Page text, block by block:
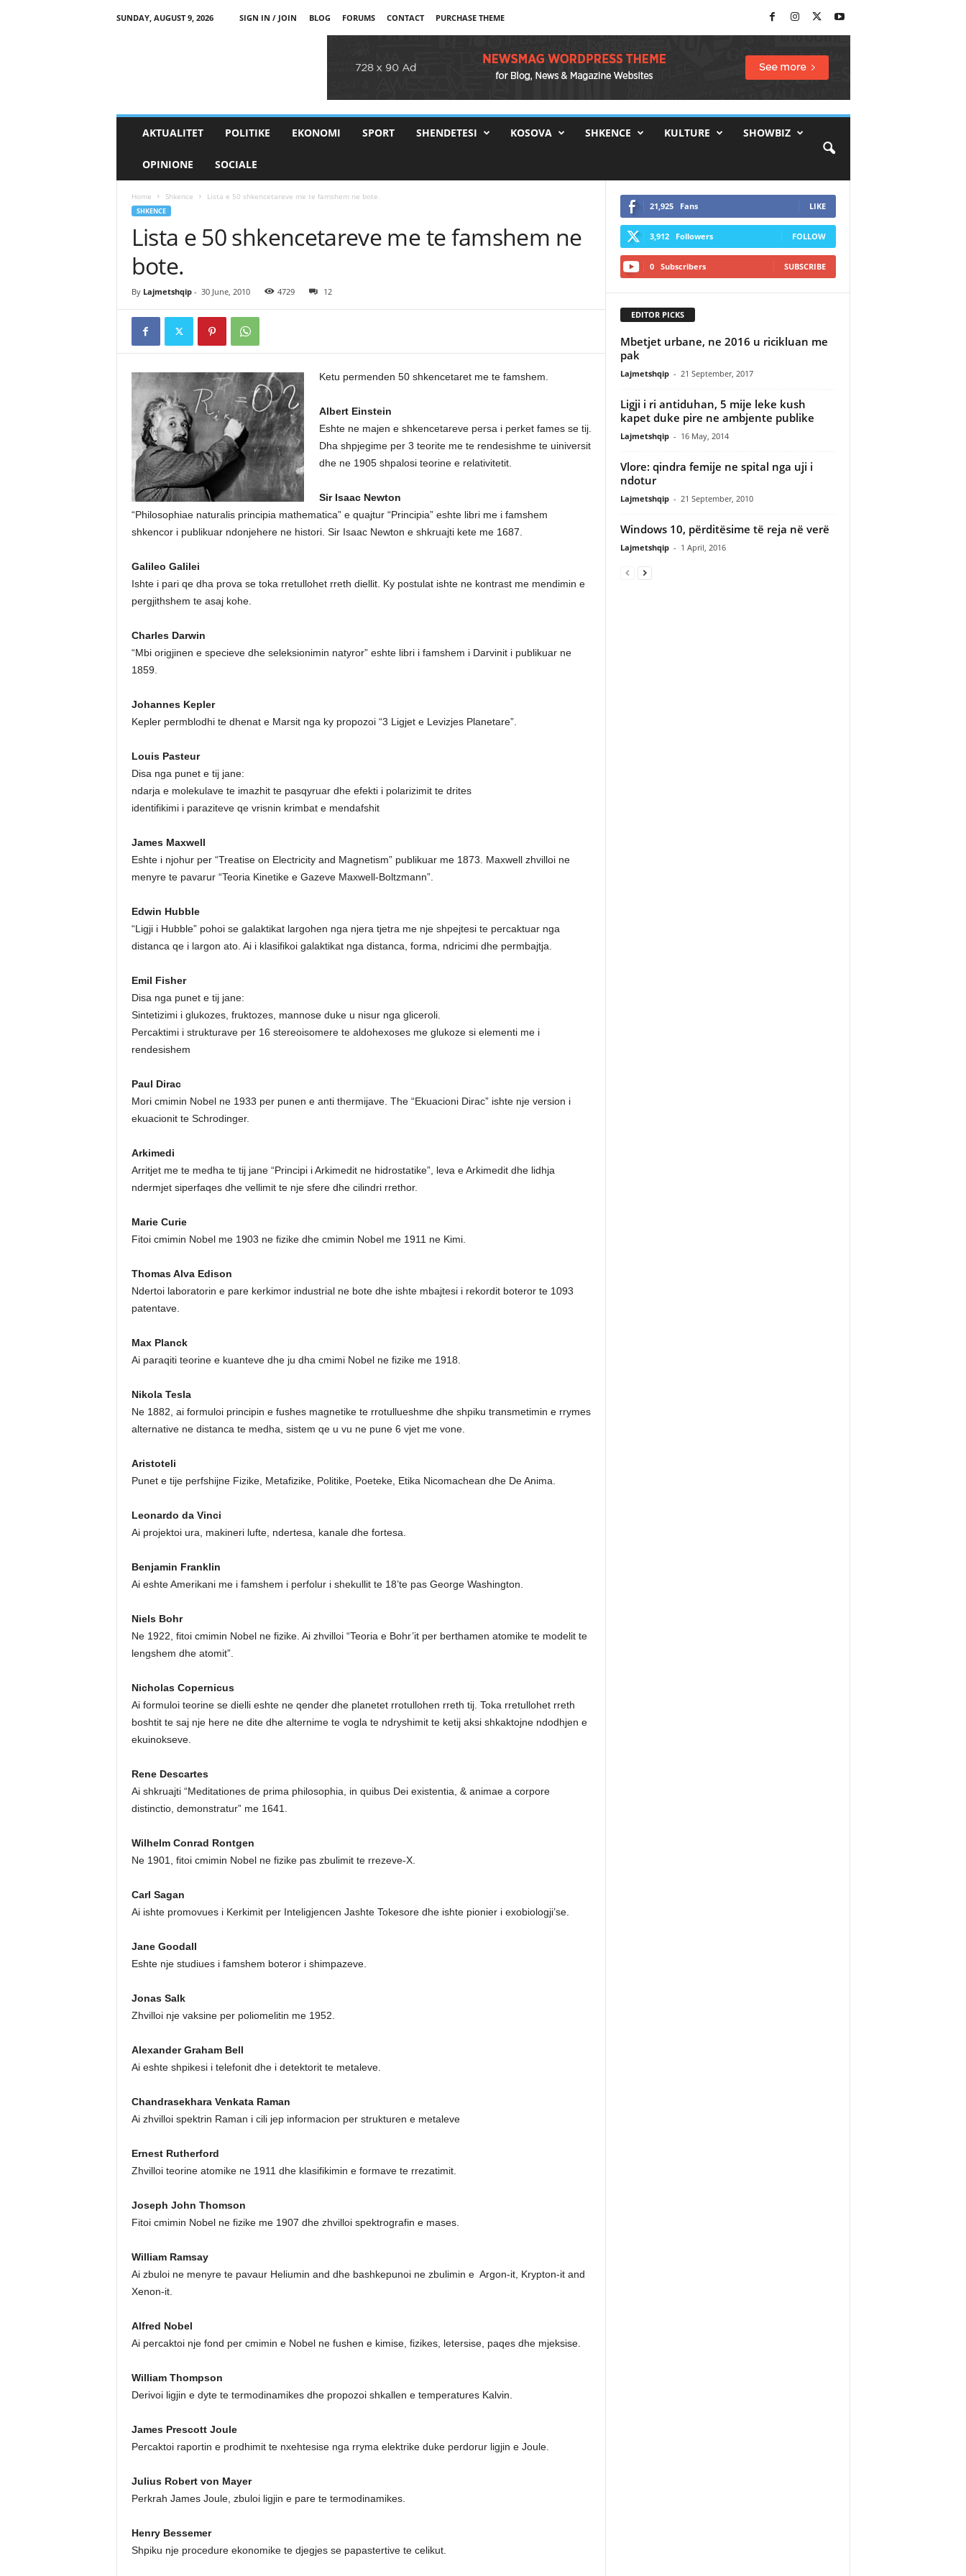
SUNDAY, AUGUST 9, 2026 SIGN IN / JOIN BLOG FORUMS CONTACT PURCHASE THEME
AKTUALITET POLITIKE EKONOMI SPORT SHENDETESI KOSOVA SHKENCE KULTURE SHOWBIZ
OPINIONE SOCIALE
Home Shkence Lista e 50 shkencetareve me te famshem ne bote.
SHKENCE
Lista e 50 shkencetareve me te famshem ne
bote.
By Lajmetshqip- 30 June, 2010 4729 12
Ketu permenden 50 shkencetaret me te famshem.
Albert Einstein
Eshte ne majen e shkencetareve persa i perket fames se tij.
Dha shpjegime per 3 teorite me te rendesishme te uiniversit
dhe ne 1905 shpalosi teorine e relativitetit.
Sir Isaac Newton
“Philosophiae naturalis principia mathematica” e quajtur “Principia” eshte libri me i famshem
shkencor i publikuar ndonjehere ne histori. Sir Isaac Newton e shkruajti kete me 1687.
Galileo Galilei
Ishte i pari qe dha prova se toka rretullohet rreth diellit. Ky postulat ishte ne kontrast me mendimin e
pergjithshem te asaj kohe.
Charles Darwin
“Mbi origjinen e specieve dhe seleksionimin natyror” eshte libri i famshem i Darvinit i publikuar ne
1859.
Johannes Kepler
Kepler permblodhi te dhenat e Marsit nga ky propozoi “3 Ligjet e Levizjes Planetare”.
Louis Pasteur
Disa nga punet e tij jane:
ndarja e molekulave te imazhit te pasqyruar dhe efekti i polarizimit te drites
identifikimi i paraziteve qe vrisnin krimbat e mendafshit
James Maxwell
Eshte i njohur per “Treatise on Electricity and Magnetism” publikuar me 1873. Maxwell zhvilloi ne
menyre te pavarur “Teoria Kinetike e Gazeve Maxwell-Boltzmann”.
Edwin Hubble
“Ligji i Hubble” pohoi se galaktikat largohen nga njera tjetra me nje shpejtesi te percaktuar nga
distanca qe i largon ato. Ai i klasifikoi galaktikat nga distanca, forma, ndricimi dhe permbajtja.
Emil Fisher
Disa nga punet e tij jane:
Sintetizimi i glukozes, fruktozes, mannose duke u nisur nga gliceroli.
Percaktimi i strukturave per 16 stereoisomere te aldohexoses me glukoze si elementi me i
rendesishem
Paul Dirac
Mori cmimin Nobel ne 1933 per punen e anti thermijave. The “Ekuacioni Dirac” ishte nje version i
ekuacionit te Schrodinger.
Arkimedi
Arritjet me te medha te tij jane “Principi i Arkimedit ne hidrostatike”, leva e Arkimedit dhe lidhja
ndermjet siperfaqes dhe vellimit te nje sfere dhe cilindri rrethor.
Marie Curie
Fitoi cmimin Nobel me 1903 ne fizike dhe cmimin Nobel me 1911 ne Kimi.
Thomas Alva Edison
Ndertoi laboratorin e pare kerkimor industrial ne bote dhe ishte mbajtesi i rekordit boteror te 1093
patentave.
Max Planck
Ai paraqiti teorine e kuanteve dhe ju dha cmimi Nobel ne fizike me 1918.
Nikola Tesla
Ne 1882, ai formuloi principin e fushes magnetike te rrotullueshme dhe shpiku transmetimin e rrymes
alternative ne distanca te medha, sistem qe u vu ne pune 6 vjet me vone.
Aristoteli
Punet e tije perfshijne Fizike, Metafizike, Politike, Poeteke, Etika Nicomachean dhe De Anima.
Leonardo da Vinci
Ai projektoi ura, makineri lufte, ndertesa, kanale dhe fortesa.
Benjamin Franklin
Ai eshte Amerikani me i famshem i perfolur i shekullit te 18’te pas George Washington.
Niels Bohr
Ne 1922, fitoi cmimin Nobel ne fizike. Ai zhvilloi “Teoria e Bohr’it per berthamen atomike te modelit te
lengshem dhe atomit”.
Nicholas Copernicus
Ai formuloi teorine se dielli eshte ne qender dhe planetet rrotullohen rreth tij. Toka rretullohet rreth
boshtit te saj nje here ne dite dhe alternime te vogla te ndryshimit te ketij aksi shkaktojne ndodhjen e
ekuinokseve.
Rene Descartes
Ai shkruajti “Meditationes de prima philosophia, in quibus Dei existentia, & animae a corpore
distinctio, demonstratur” me 1641.
Wilhelm Conrad Rontgen
Ne 1901, fitoi cmimin Nobel ne fizike pas zbulimit te rrezeve-X.
Carl Sagan
Ai ishte promovues i Kerkimit per Inteligjencen Jashte Tokesore dhe ishte pionier i exobiologji’se.
Jane Goodall
Eshte nje studiues i famshem boteror i shimpazeve.
Jonas Salk
Zhvilloi nje vaksine per poliomelitin me 1952.
Alexander Graham Bell
Ai eshte shpikesi i telefonit dhe i detektorit te metaleve.
Chandrasekhara Venkata Raman
Ai zhvilloi spektrin Raman i cili jep informacion per strukturen e metaleve
Ernest Rutherford
Zhvilloi teorine atomike ne 1911 dhe klasifikimin e formave te rrezatimit.
Joseph John Thomson
Fitoi cmimin Nobel ne fizike me 1907 dhe zhvilloi spektrografin e mases.
William Ramsay
Ai zbuloi ne menyre te pavaur Heliumin and dhe bashkepunoi ne zbulimin e Argon-it, Krypton-it and
Xenon-it.
Alfred Nobel
Ai percaktoi nje fond per cmimin e Nobel ne fushen e kimise, fizikes, letersise, paqes dhe mjeksise.
William Thompson
Derivoi ligjin e dyte te termodinamikes dhe propozoi shkallen e temperatures Kalvin.
James Prescott Joule
Percaktoi raportin e prodhimit te nxehtesise nga rryma elektrike duke perdorur ligjin e Joule.
Julius Robert von Mayer
Perkrah James Joule, zbuloi ligjin e pare te termodinamikes.
Henry Bessemer
Shpiku nje procedure ekonomike te djegjes se papastertive te celikut.
21,925 Fans LIKE
3,912 Followers FOLLOW
0 Subscribers SUBSCRIBE
EDITOR PICKS
Mbetjet urbane, ne 2016 u ricikluan me
pak
Lajmetshqip - 21 September, 2017
Ligji i ri antiduhan, 5 mije leke kush
kapet duke pire ne ambjente publike
Lajmetshqip - 16 May, 2014
Vlore: qindra femije ne spital nga uji i
ndotur
Lajmetshqip - 21 September, 2010
Windows 10, përditësime të reja në verë
Lajmetshqip - 1 April, 2016